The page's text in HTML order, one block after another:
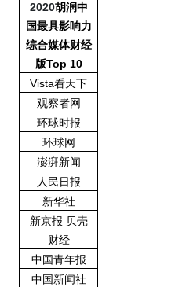
2020胡润中
国最具影响力
综合媒体财经
版Top 10
Vista看天下
观察者网
环球时报
环球网
澎湃新闻
人民日报
新华社
新京报 贝壳
财经
中国青年报
中国新闻社